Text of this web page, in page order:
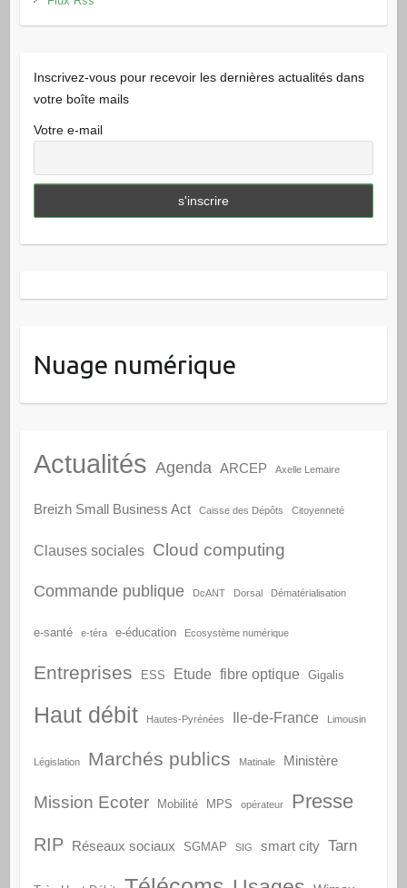
Inscrivez-vous pour recevoir les dernières actualités dans
votre boîte mails
Votre e-mail
Nuage numérique
Actualités Agenda ARCEP Axelle Lemaire
Breizh Small Business Act Caisse des Dépôts Citoyenneté
Clauses sociales Cloud computing
Commande publique DcANT Dorsal Dématérialisation
e-santé e-téra e-éducation Ecosystème numérique
Entreprises ESS Etude fibre optique Gigalis
Haut débit Hautes-Pyrénées Ile-de-France Limousin
Législation Marchés publics Matinale Ministère
Mission Ecoter Mobilité MPS opérateur Presse
RIP Réseaux sociaux SGMAP SIG smart city Tarn